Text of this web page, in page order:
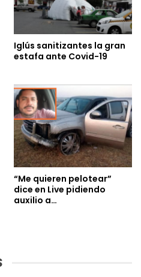
Iglús sanitizantes la gran
estafa ante Covid-19
“Me quieren pelotear”
dice en Live pidiendo
auxilio a…